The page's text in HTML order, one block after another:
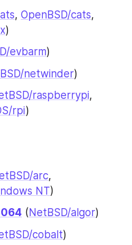
, OpenBSD/cats
)
evbarm)
netwinder)
raspberrypi
rpi)
arc
NT)
( NetBSD/algor)
cobalt)